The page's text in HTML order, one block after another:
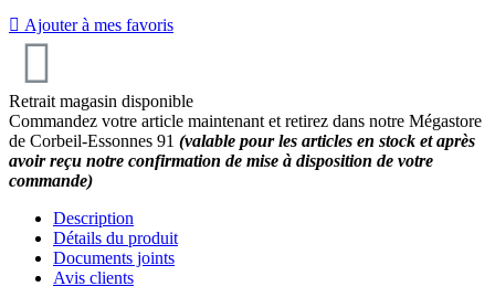
 Ajouter à mes favoris
Retrait magasin disponible
Commandez votre article maintenant et retirez dans notre Mégastore
de Corbeil-Essonnes 91 (valable pour les articles en stock et après
avoir reçu notre confirmation de mise à disposition de votre
commande)
Description
Détails du produit
Documents joints
Avis clients